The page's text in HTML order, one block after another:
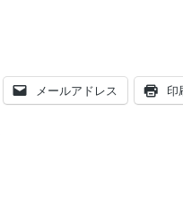
メールアドレス 印